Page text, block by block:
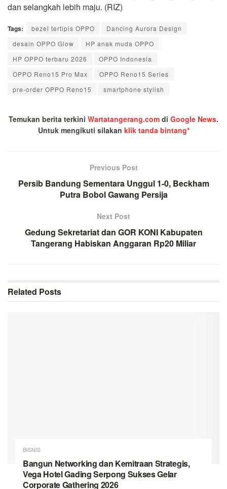
dan selangkah lebih maju. (RIZ)
Tags: bezel tertipis OPPO
Dancing Aurora Design
desain OPPO Glow
HP anak muda OPPO
HP OPPO terbaru 2026
OPPO Indonesia
OPPO Reno15 Pro Max
OPPO Reno15 Series
pre-order OPPO Reno15
smartphone stylish
Temukan berita terkini Wartatangerang.com di Google News.
Untuk mengikuti silakan klik tanda bintang*
Previous Post
Persib Bandung Sementara Unggul 1-0, Beckham
Putra Bobol Gawang Persija
Next Post
Gedung Sekretariat dan GOR KONI Kabupaten
Tangerang Habiskan Anggaran Rp20 Miliar
Related Posts
BISNIS
Bangun Networking dan Kemitraan Strategis,
Vega Hotel Gading Serpong Sukses Gelar
Corporate Gathering 2026